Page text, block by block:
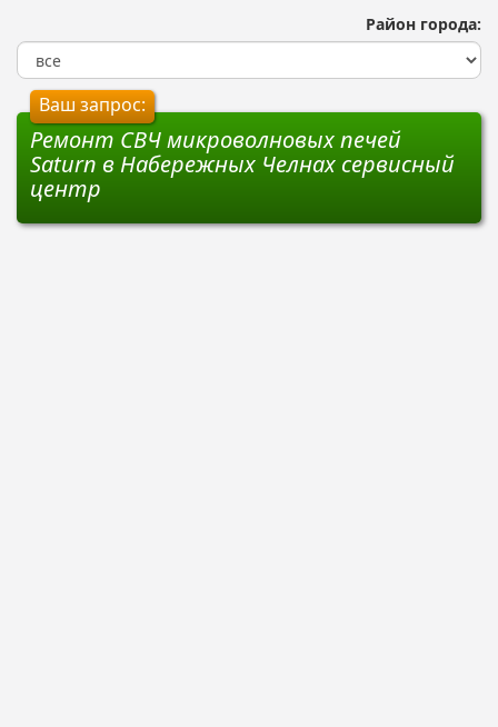
Район города:
Ваш запрос:
Ремонт СВЧ микроволновых печей
Saturn в Набережных Челнах сервисный
центр